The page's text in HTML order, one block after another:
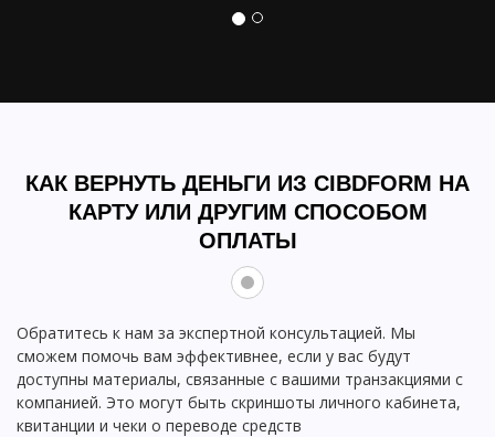
КАК ВЕРНУТЬ ДЕНЬГИ ИЗ CIBDFORM НА
КАРТУ ИЛИ ДРУГИМ СПОСОБОМ
ОПЛАТЫ
Обратитесь к нам за экспертной консультацией. Мы
сможем помочь вам эффективнее, если у вас будут
доступны материалы, связанные с вашими транзакциями с
компанией. Это могут быть скриншоты личного кабинета,
квитанции и чеки о переводе средств